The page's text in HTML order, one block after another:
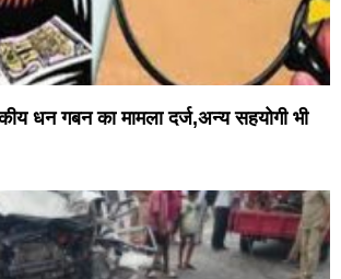
धन गबन का मामला दर्ज,अन्य सहयोगी भी